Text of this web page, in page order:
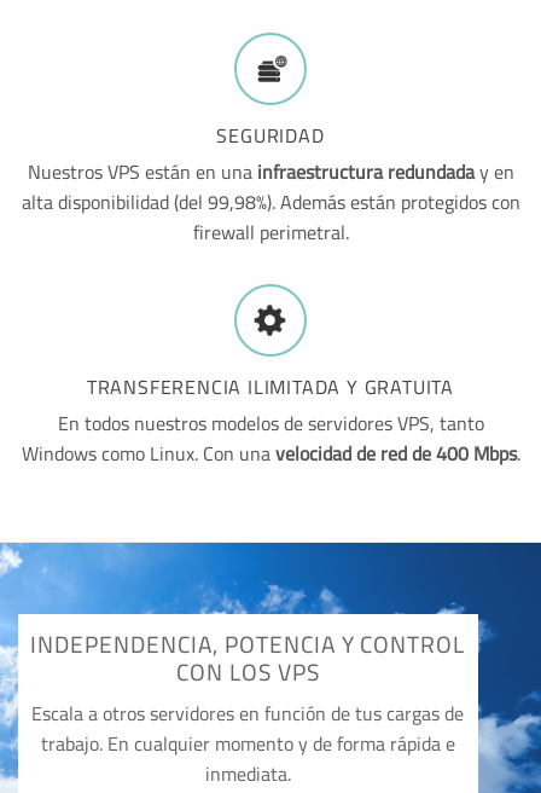
SEGURIDAD
Nuestros VPS están en unainfraestructura redundaday en
alta disponibilidad (del 99,98%). Además están protegidos con
firewall perimetral.
TRANSFERENCIA ILIMITADA Y GRATUITA
En todos nuestros modelos de servidores VPS, tanto
Windows como Linux. Con unavelocidad de red de 400 Mbps.
INDEPENDENCIA, POTENCIA Y CONTROL
CON LOS VPS
Escala a otros servidores en función de tus cargas de
trabajo. En cualquier momento y de forma rápida e
inmediata.